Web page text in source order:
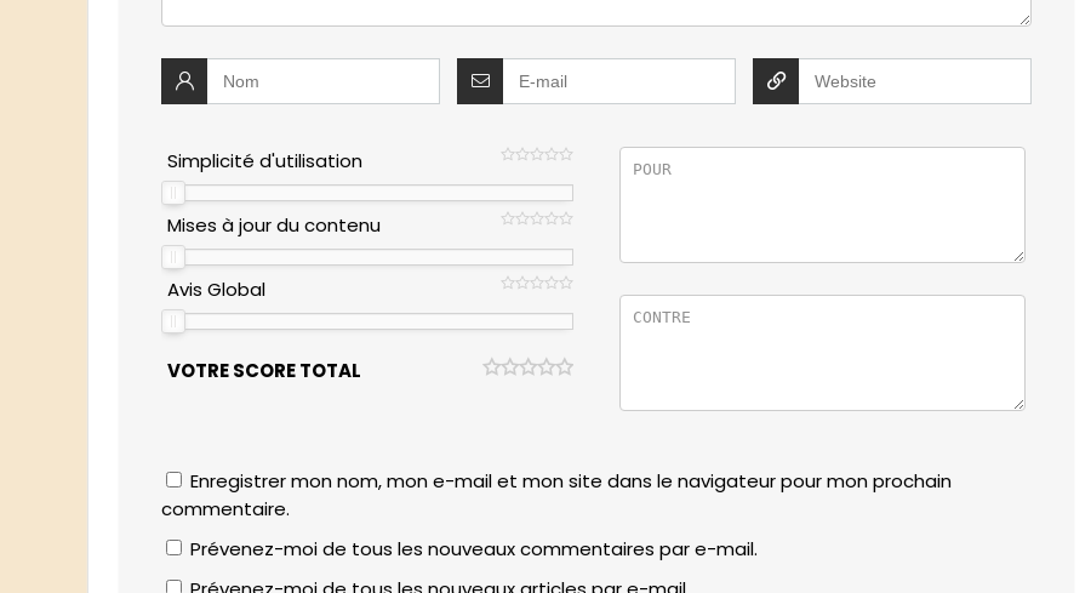
Simplicité d'utilisation
Mises à jour du contenu
Avis Global
VOTRE SCORE TOTAL
Enregistrer mon nom, mon e-mail et mon site dans le navigateur pour mon prochain
commentaire.
Prévenez-moi de tous les nouveaux commentaires par e-mail.